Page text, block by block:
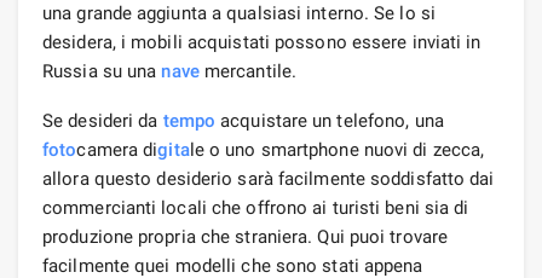
una grande aggiunta a qualsiasi interno. Se lo si
desidera, i mobili acquistati possono essere inviati in
Russia su una navemercantile.
Se desideri da tempo acquistare un telefono, una
fotocamera digitale o uno smartphone nuovi di zecca,
allora questo desiderio sarà facilmente soddisfatto dai
commercianti locali che offrono ai turisti beni sia di
produzione propria che straniera. Qui puoi trovare
facilmente quei modelli che sono stati appena